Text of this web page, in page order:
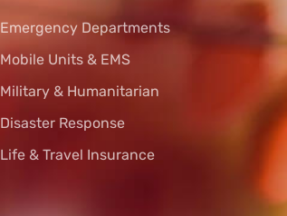
Emergency Departments
Mobile Units & EMS
Military & Humanitarian
Disaster Response
Life & Travel Insurance